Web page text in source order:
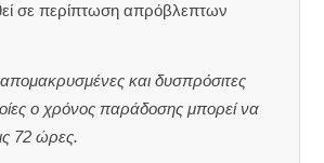
σε περίπτωση απρόβλεπτων
απομακρυσμένες και δυσπρόσιτες
ο χρόνος παράδοσης μπορεί να
72 ώρες.